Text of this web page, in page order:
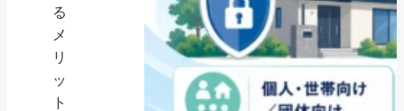
る
メ
リ
ッ
ト